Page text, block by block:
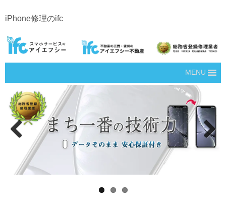
iPhone修理のifc
MENU
Next